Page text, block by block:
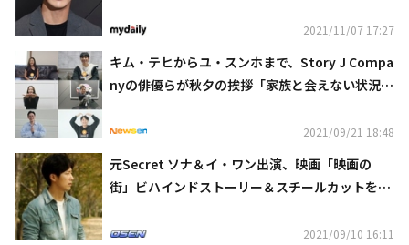
2021/11/07 17:27
キム・テヒからユ・スンホまで、Story J Compa
nyの俳優らが秋夕の挨拶「家族と会えない状況で
2021/09/21 18:48
元Secret ソナ＆イ・ワン出演、映画「映画の
街」ビハインドストーリー＆スチールカットを公
2021/09/10 16:11